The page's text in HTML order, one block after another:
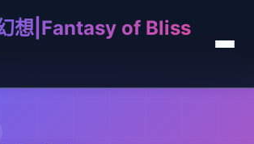
想|Fantasy of Bliss